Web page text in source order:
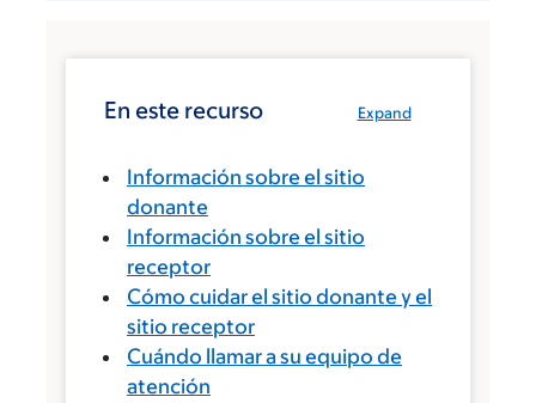
Expand
En este recurso
Información sobre el sitio
donante
Información sobre el sitio
receptor
Cómo cuidar el sitio donante y el
sitio receptor
Cuándo llamar a su equipo de
atención